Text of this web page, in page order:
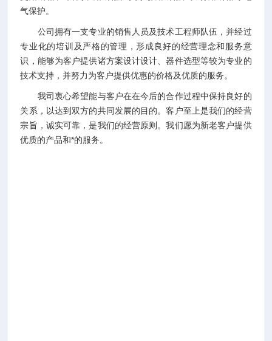
气保护。
公司拥有一支专业的销售人员及技术工程师队伍，并经过
专业化的培训及严格的管理，形成良好的经营理念和服务意
识，能够为客户提供诸方案设计设计、器件选型等较为专业的
技术支持，并努力为客户提供优惠的价格及优质的服务。
我司衷心希望能与客户在在今后的合作过程中保持良好的
关系，以达到双方的共同发展的目的。客户至上是我们的经营
宗旨，诚实可靠，是我们的经营原则。我们愿为新老客户提供
优质的产品和*的服务。